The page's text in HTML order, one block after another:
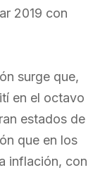
2019 con
surge que,
en el octavo
estados de
que en los
inflación, con